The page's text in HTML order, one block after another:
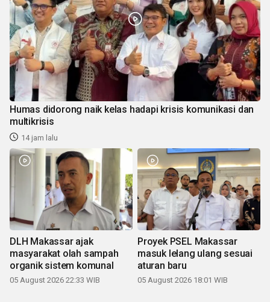
Humas didorong naik kelas hadapi krisis komunikasi dan
multikrisis
14 jam lalu
DLH Makassar ajak
masyarakat olah sampah
organik sistem komunal
05 August 2026 22:33 WIB
Proyek PSEL Makassar
masuk lelang ulang sesuai
aturan baru
05 August 2026 18:01 WIB